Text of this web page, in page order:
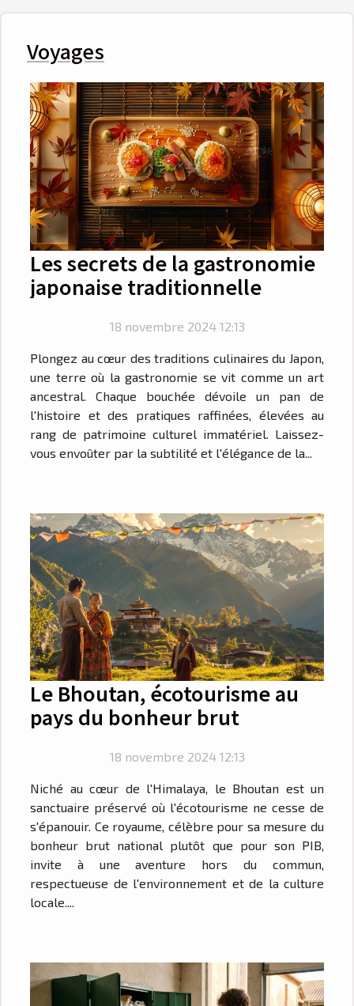
Voyages
Les secrets de la gastronomie
japonaise traditionnelle
18 novembre 2024 12:13
Plongez au cœur des traditions culinaires du Japon,
une terre où la gastronomie se vit comme un art
ancestral. Chaque bouchée dévoile un pan de
l'histoire et des pratiques raffinées, élevées au
rang de patrimoine culturel immatériel. Laissez-
vous envoûter par la subtilité et l'élégance de la...
Le Bhoutan, écotourisme au
pays du bonheur brut
18 novembre 2024 12:13
Niché au cœur de l'Himalaya, le Bhoutan est un
sanctuaire préservé où l'écotourisme ne cesse de
s'épanouir. Ce royaume, célèbre pour sa mesure du
bonheur brut national plutôt que pour son PIB,
invite à une aventure hors du commun,
respectueuse de l'environnement et de la culture
locale....